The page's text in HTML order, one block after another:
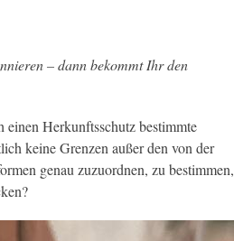
– dann bekommt Ihr den
Herkunftsschutz bestimmte
keine Grenzen außer den von der
genau zuzuordnen, zu bestimmen,